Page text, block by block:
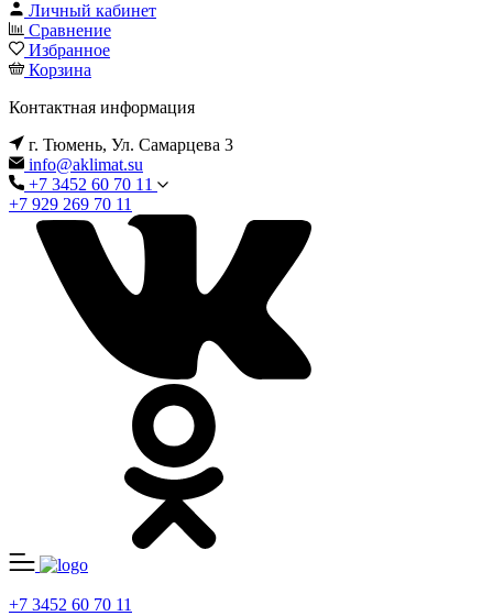
Личный кабинет
Сравнение
Избранное
Корзина
Контактная информация
г. Тюмень, Ул. Самарцева 3
info@aklimat.su
+7 3452 60 70 11
+7 929 269 70 11
+7 3452 60 70 11